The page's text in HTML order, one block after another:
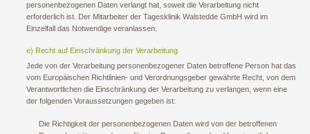
personenbezogenen Daten verlangt hat, soweit die Verarbeitung nicht
erforderlich ist. Der Mitarbeiter der Tagesklinik Walstedde GmbH wird im
Einzelfall das Notwendige veranlassen.
e) Recht auf Einschränkung der Verarbeitung
Jede von der Verarbeitung personenbezogener Daten betroffene Person hat das
vom Europäischen Richtlinien- und Verordnungsgeber gewährte Recht, von dem
Verantwortlichen die Einschränkung der Verarbeitung zu verlangen, wenn eine
der folgenden Voraussetzungen gegeben ist:
Die Richtigkeit der personenbezogenen Daten wird von der betroffenen